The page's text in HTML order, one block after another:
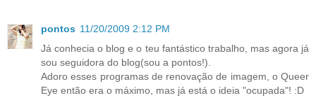
pontos 11/20/2009 2:12 PM
Já conhecia o blog e o teu fantástico trabalho, mas agora já
sou seguidora do blog(sou a pontos!).
Adoro esses programas de renovação de imagem, o Queer
Eye então era o máximo, mas já está o ideia "ocupada"! :D